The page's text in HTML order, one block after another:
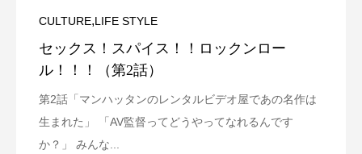
CULTURE,LIFE STYLE
セックス！スパイス！！ロックンロー
ル！！！（第2話）
第2話「マンハッタンのレンタルビデオ屋であの名作は
生まれた」 「AV監督ってどうやってなれるんです
か？」 みんな...